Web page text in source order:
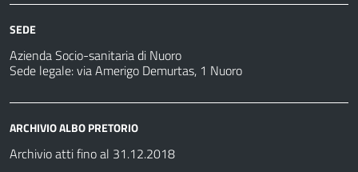
SEDE
Azienda Socio-sanitaria di Nuoro
Sede legale: via Amerigo Demurtas, 1 Nuoro
ARCHIVIO ALBO PRETORIO
Archivio atti fino al 31.12.2018